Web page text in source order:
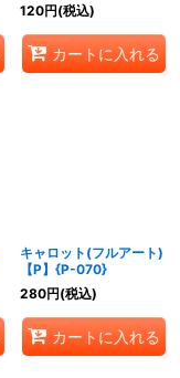
120円(税込)
カートに入れる
キャロット(フルアート)
【P】{P-070}
280円(税込)
カートに入れる